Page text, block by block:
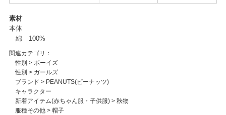
素材
本体
綿 100%
関連カテゴリ：
性別 > ボーイズ
性別 > ガールズ
ブランド > PEANUTS(ピーナッツ)
キャラクター
新着アイテム(赤ちゃん服・子供服)> 秋物
服種その他> 帽子